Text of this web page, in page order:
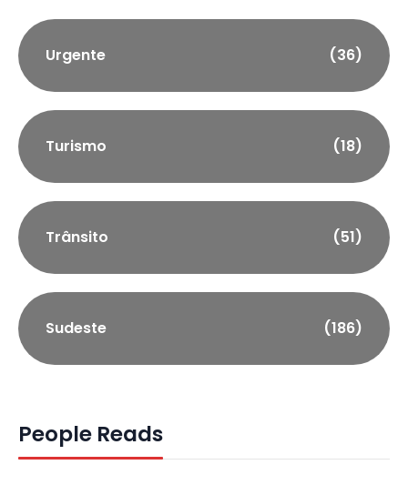
Urgente (36)
Turismo (18)
Trânsito (51)
Sudeste (186)
People Reads